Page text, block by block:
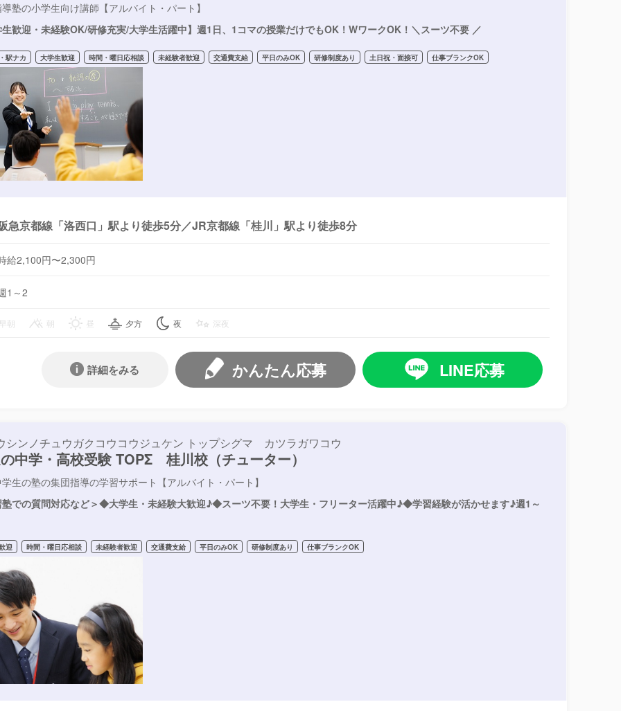
塾の小学生向け講師【アルバイト・パート】
歓迎・未経験OK/研修充実/大学生活躍中】週1日、1コマの授業だけでもOK！WワークOK！＼スーツ不要 ／
駅ナカ 大学生歓迎 時間・曜日応相談 未経験者歓迎 交通費支給 平日のみOK 研修制度あり 土日祝・面接可 仕事ブランクOK
急京都線「洛西口」駅より徒歩5分／JR京都線「桂川」駅より徒歩8分
給2,100円〜2,300円
1～2
朝 朝 昼 夕方 夜 深夜
LINE応募
かんたん応募
詳細をみる
シンノチュウガクコウコウジュケン トップシグマ カツラガワコウ
中学・高校受験 TOPΣ 桂川校（チューター）
生の塾の集団指導の学習サポート【アルバイト・パート】
塾での質問対応など＞◆大学生・未経験大歓迎♪◆スーツ不要！大学生・フリーター活躍中♪◆学習経験が活かせます♪週1～
迎 時間・曜日応相談 未経験者歓迎 交通費支給 平日のみOK 研修制度あり 仕事ブランクOK